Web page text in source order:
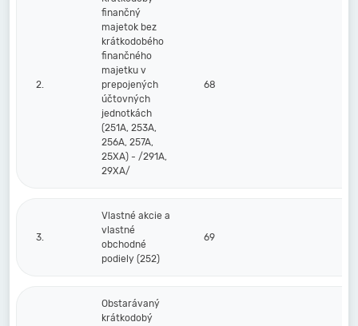
2.
finančný
majetok bez
krátkodobého
finančného
majetku v
prepojených
účtovných
jednotkách
(251A, 253A,
256A, 257A,
25XA) - /291A,
29XA/
68
3.
Vlastné akcie a
vlastné
obchodné
podiely (252)
69
Obstarávaný
krátkodobý